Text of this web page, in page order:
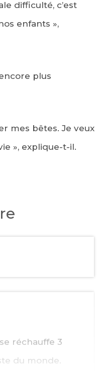
difficulté, c’est
enfants »,
plus
mes bêtes. Je veux
», explique-t-il.
réchauffe 3
du monde.